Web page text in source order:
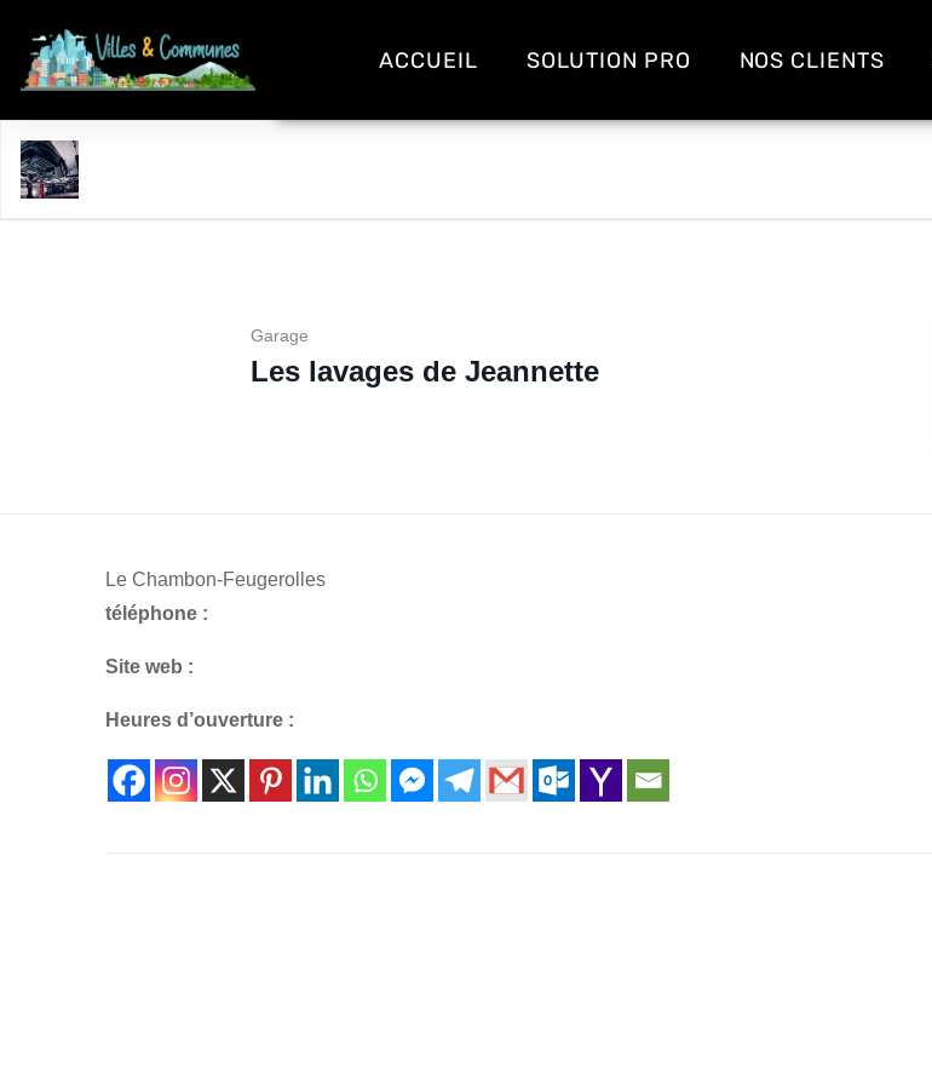
ACCUEIL SOLUTION PRO NOS CLIENTS
Garage
Les lavages de Jeannette
Le Chambon-Feugerolles
téléphone :
Site web :
Heures d’ouverture :